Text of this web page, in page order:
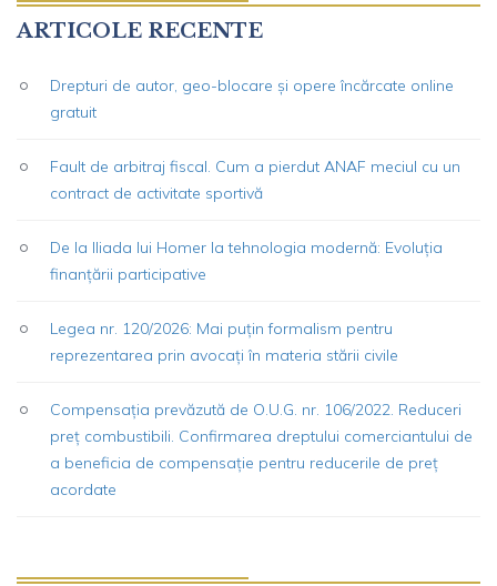
ARTICOLE RECENTE
Drepturi de autor, geo-blocare și opere încărcate online
gratuit
Fault de arbitraj fiscal. Cum a pierdut ANAF meciul cu un
contract de activitate sportivă
De la Iliada lui Homer la tehnologia modernă: Evoluția
finanțării participative
Legea nr. 120/2026: Mai puțin formalism pentru
reprezentarea prin avocați în materia stării civile
Compensația prevăzută de O.U.G. nr. 106/2022. Reduceri
preț combustibili. Confirmarea dreptului comerciantului de
a beneficia de compensație pentru reducerile de preț
acordate